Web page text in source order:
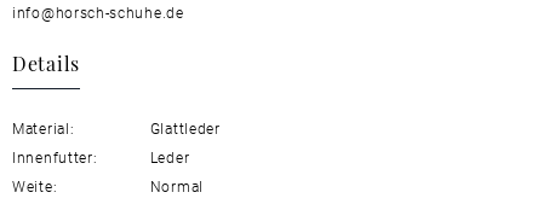
info@horsch-schuhe.de
Details
Material:
Glattleder
Innenfutter:
Leder
Weite:
Normal